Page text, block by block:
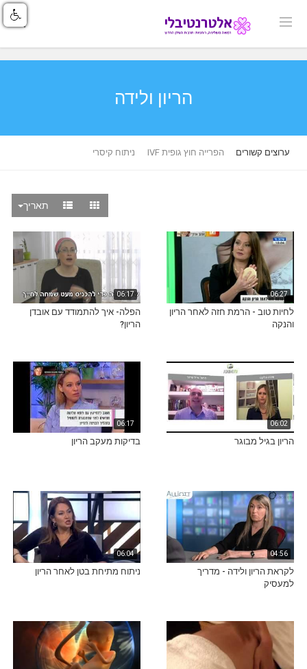
הריון ולידה
ערוצים קשורים הפרייה חוץ גופית IVF ניתוח קיסרי
תאריך
06:27
לחיות טוב - הרמת חזה לאחר הריון
והנקה
06:17
הפלה- איך להתמודד עם אובדן
הריון?
06:02
הריון בגיל מבוגר
06:17
בדיקות מעקב הריון
04:56
לקראת הריון ולידה - מדריך
למעסיק
06:04
ניתוח מתיחת בטן לאחר הריון